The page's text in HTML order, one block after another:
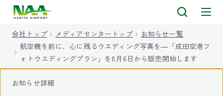
会社トップ メディアセンタートップ
お知らせ一覧
航空機を前に、心に残るウエディング写真を―「成田空港フ
ォトウエディングプラン」を8月6日から販売開始します
お知らせ詳細